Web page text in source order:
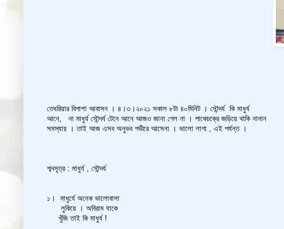
তেঘরিয়ার বিপাশা আবাসন । ৪।৩।২০২১ সকাল ৮টা ৪০মিনিট । সৌন্দর্য কি মাধুর্য
আনে, না মাধুর্য সৌন্দর্য টেনে আনে আজও জানা গেল না । পাকেচক্রে জড়িয়ে থাকি নানান
সমস্যায় । তাই আজ এসব অনুভব গভীরে আসেনা । ভালো লাগা , এই পর্যন্ত ।
শব্দসূত্র : মাধুর্য , সৌন্দর্য
১। মাধুর্যে অনেক ভালোবাসা
লুকিয়ে । অবিরাম যাকে
খুঁজি তাই কি মাধুর্য !